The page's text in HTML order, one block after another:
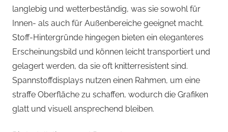
langlebig und wetterbeständig, was sie sowohl für
Innen- als auch für Außenbereiche geeignet macht.
Stoff-Hintergründe hingegen bieten ein eleganteres
Erscheinungsbild und können leicht transportiert und
gelagert werden, da sie oft knitterresistent sind.
Spannstoffdisplays nutzen einen Rahmen, um eine
straffe Oberfläche zu schaffen, wodurch die Grafiken
glatt und visuell ansprechend bleiben.